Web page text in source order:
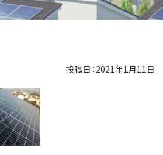
投稿日：2021年1月11日